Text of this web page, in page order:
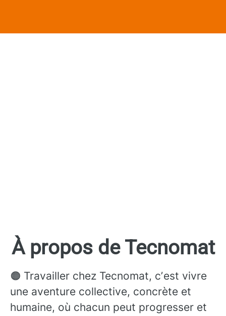
À propos de Tecnomat
🟠 Travailler chez Tecnomat, cʼest vivre
une aventure collective, concrète et
humaine, où chacun peut progresser et